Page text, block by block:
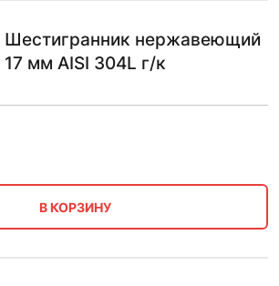
Шестигранник нержавеющий
17 мм AISI 304L г/к
В КОРЗИНУ